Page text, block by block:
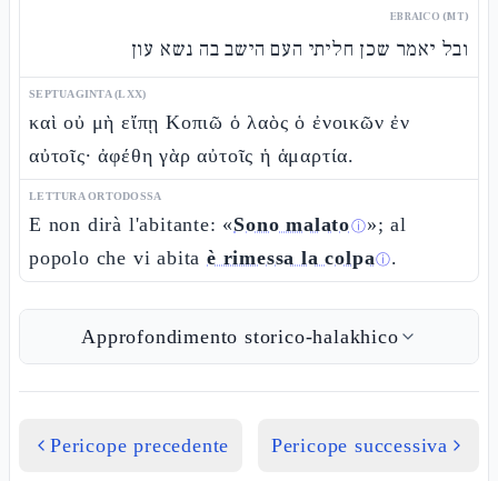
EBRAICO (MT)
ובל יאמר שכן חליתי העם הישב בה נשא עון
SEPTUAGINTA (LXX)
καὶ οὐ μὴ εἴπῃ Κοπιῶ ὁ λαὸς ὁ ἐνοικῶν ἐν
αὐτοῖς· ἀφέθη γὰρ αὐτοῖς ἡ ἁμαρτία.
LETTURA ORTODOSSA
E non dirà l'abitante: «Sono malatoⓘ»; al
popolo che vi abitaè rimessa la colpaⓘ.
Approfondimento storico-halakhico
Pericope precedente Pericope successiva